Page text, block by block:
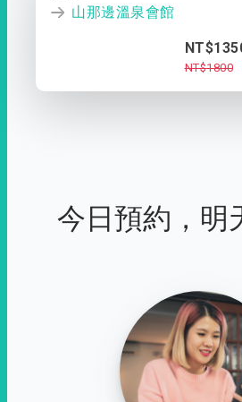
山那邊溫泉會館
NT$1800
今日預約，明